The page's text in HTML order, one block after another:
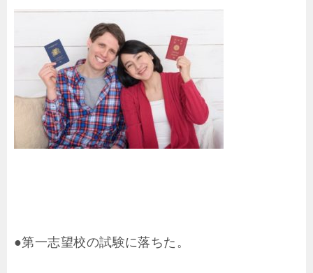
●第一志望校の試験に落ちた。